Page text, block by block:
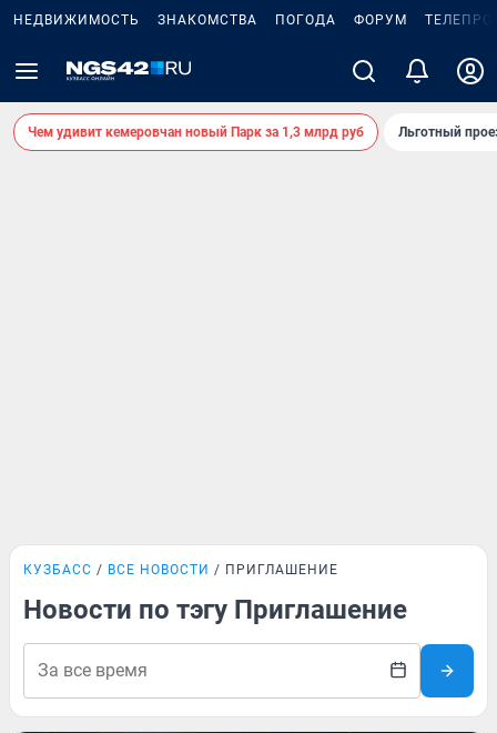
НЕДВИЖИМОСТЬ ЗНАКОМСТВА ПОГОДА ФОРУМ
Чем удивит кемеровчан новый Парк за 1,3 млрд руб Льготный
КУЗБАСС ВСЕ НОВОСТИ ПРИГЛАШЕНИЕ
Новости по тэгу Приглашение